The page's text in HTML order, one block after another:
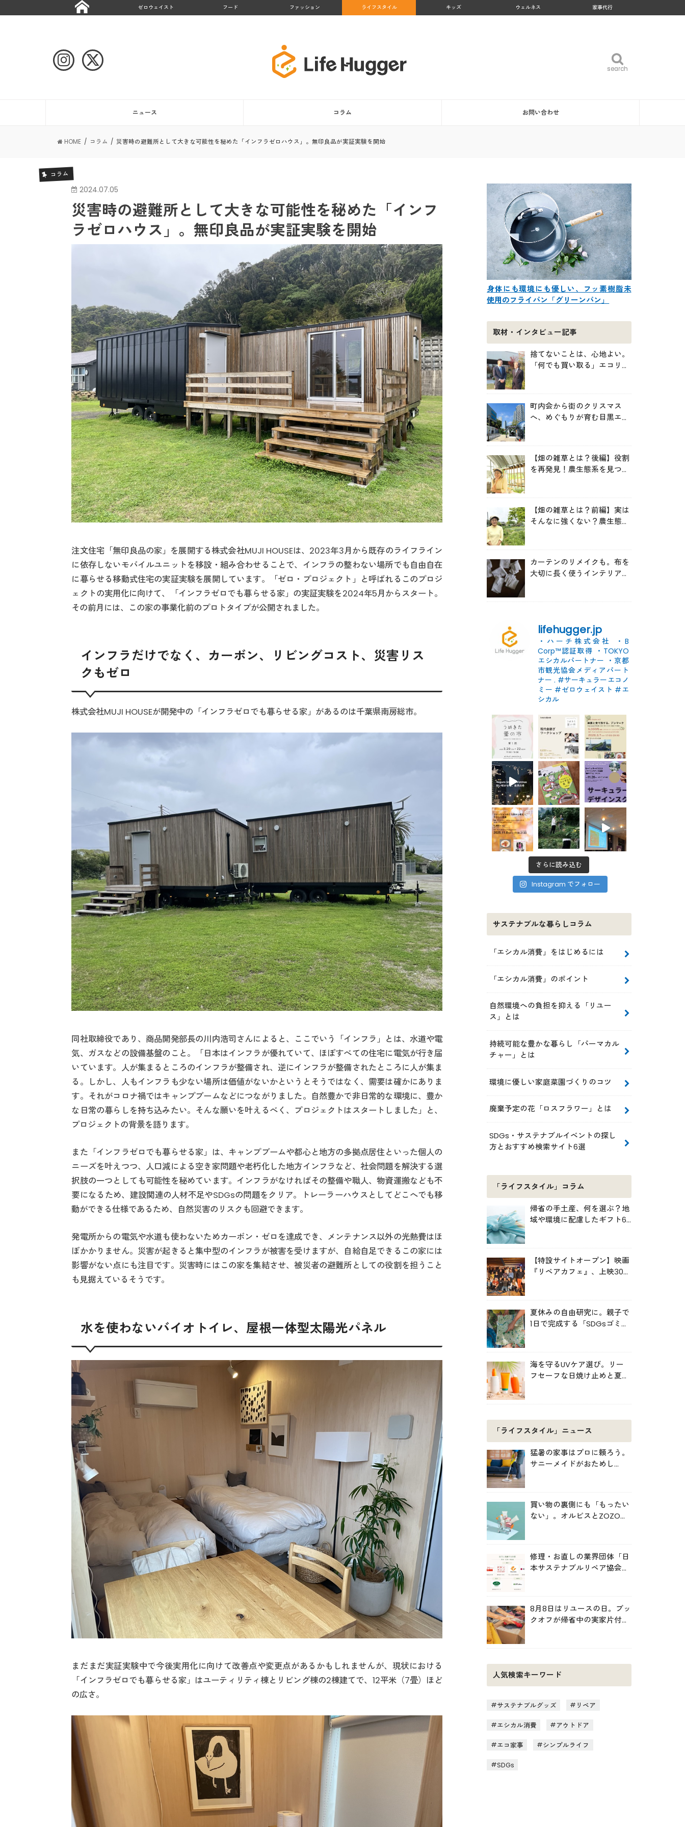
ゼロウェイスト フード ファッション ライフスタイル キッズ ウェルネス 家事代行
search
search
ニュース コラム お問い合わせ
HOME コラム 災害時の避難所として大きな可能性を秘めた「インフラゼロハウス」。無印良品が実証実験を開始
コラム
2024.07.05
災害時の避難所として大きな可能性を秘めた「インフ
ラゼロハウス」。無印良品が実証実験を開始
注文住宅「無印良品の家」を展開する株式会社MUJI HOUSEは、2023年3月から既存のライフライン
に依存しないモバイルユニットを移設・組み合わせることで、インフラの整わない場所でも自由自在
に暮らせる移動式住宅の実証実験を展開しています。「ゼロ・プロジェクト」と呼ばれるこのプロジ
ェクトの実用化に向けて、「インフラゼロでも暮らせる家」の実証実験を2024年5月からスタート。
その前月には、この家の事業化前のプロトタイプが公開されました。
インフラだけでなく、カーボン、リビングコスト、災害リス
クもゼロ
株式会社MUJI HOUSEが開発中の「インフラゼロでも暮らせる家」があるのは千葉県南房総市。
同社取締役であり、商品開発部長の川内浩司さんによると、ここでいう「インフラ」とは、水道や電
気、ガスなどの設備基盤のこと。「日本はインフラが優れていて、ほぼすべての住宅に電気が行き届
いています。人が集まるところのインフラが整備され、逆にインフラが整備されたところに人が集ま
る。しかし、人もインフラも少ない場所は価値がないかというとそうではなく、需要は確かにありま
す。それがコロナ禍ではキャンプブームなどにつながりました。自然豊かで非日常的な環境に、豊か
な日常の暮らしを持ち込みたい。そんな願いを叶えるべく、プロジェクトはスタートしました」と、
プロジェクトの背景を語ります。
また「インフラゼロでも暮らせる家」は、キャンプブームや都心と地方の多拠点居住といった個人の
ニーズを叶えつつ、人口減による空き家問題や老朽化した地方インフラなど、社会問題を解決する選
択肢の一つとしても可能性を秘めています。インフラがなければその整備や職人、物資運搬なども不
要になるため、建設関連の人材不足やSDGsの問題をクリア。トレーラーハウスとしてどこへでも移
動ができる仕様であるため、自然災害のリスクも回避できます。
発電所からの電気や水道も使わないためカーボン・ゼロを達成でき、メンテナンス以外の光熱費はほ
ぼかかりません。災害が起きると集中型のインフラが被害を受けますが、自給自足できるこの家には
影響がない点にも注目です。災害時にはこの家を集結させ、被災者の避難所としての役割を担うこと
も見据えているそうです。
水を使わないバイオトイレ、屋根一体型太陽光パネル
まだまだ実証実験中で今後実用化に向けて改善点や変更点があるかもしれませんが、現状における
「インフラゼロでも暮らせる家」はユーティリティ棟とリビング棟の2棟建てで、12平米（7畳）ほど
の広さ。
身体にも環境にも優しい、フッ素樹脂未
使用のフライパン「グリーンパン」
取材・インタビュー記事
捨てないことは、心地よい。
「何でも買い取る」エコリン
町内会から街のクリスマス
へ、めぐもりが育む目黒エリ
【畑の雑草とは？後編】役割
を再発見！農生態系を見つめ
【畑の雑草とは？前編】実は
そんなに強くない？農生態系
カーテンのリメイクも。布を
大切に長く使うインテリアの
lifehugger.jp
・ハーチ株式会社
・B
Corp™認証取得 ・TOKYO
エシカルパートナー ・京都
市観光協会メディアパート
ナー . #サーキュラーエコノ
ミー #ゼロウェイスト #エ
シカル
さらに読み込む
Instagram でフォロー
サステナブルな暮らしコラム
「エシカル消費」をはじめるには
「エシカル消費」のポイント
自然環境への負担を抑える「リユー
ス」とは
持続可能な豊かな暮らし「パーマカル
チャー」とは
環境に優しい家庭菜園づくりのコツ
廃棄予定の花「ロスフラワー」とは
SDGs・サステナブルイベントの探し
方とおすすめ検索サイト6選
「ライフスタイル」コラム
帰省の手土産、何を選ぶ？地
域や環境に配慮したギフト6
【特設サイトオープン】映画
『リペアカフェ』、上映300
夏休みの自由研究に。親子で
1日で完成する「SDGsゴミ・
海を守るUVケア選び。リー
フセーフな日焼け止めと夏の
「ライフスタイル」ニュース
猛暑の家事はプロに頼ろう。
サニーメイドがおためし
買い物の裏側にも「もったい
ない」。オルビスとZOZOが
修理・お直しの業界団体「日
本サステナブルリペア協会
8月8日はリユースの日。ブッ
クオフが帰省中の実家片付け
人気検索キーワード
サステナブルグッズ リペア
エシカル消費 アウトドア
エコ家事 シンプルライフ
SDGs